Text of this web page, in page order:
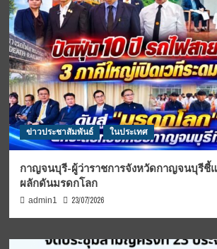
ข่าวประชาสัมพันธ์ ในประเทศ
กาญจนบุรี-ผู้ว่าราชการจังหวัดกาญจนบุรีชี้
ผลักดันมรดกโลก
admin1 23/07/2026